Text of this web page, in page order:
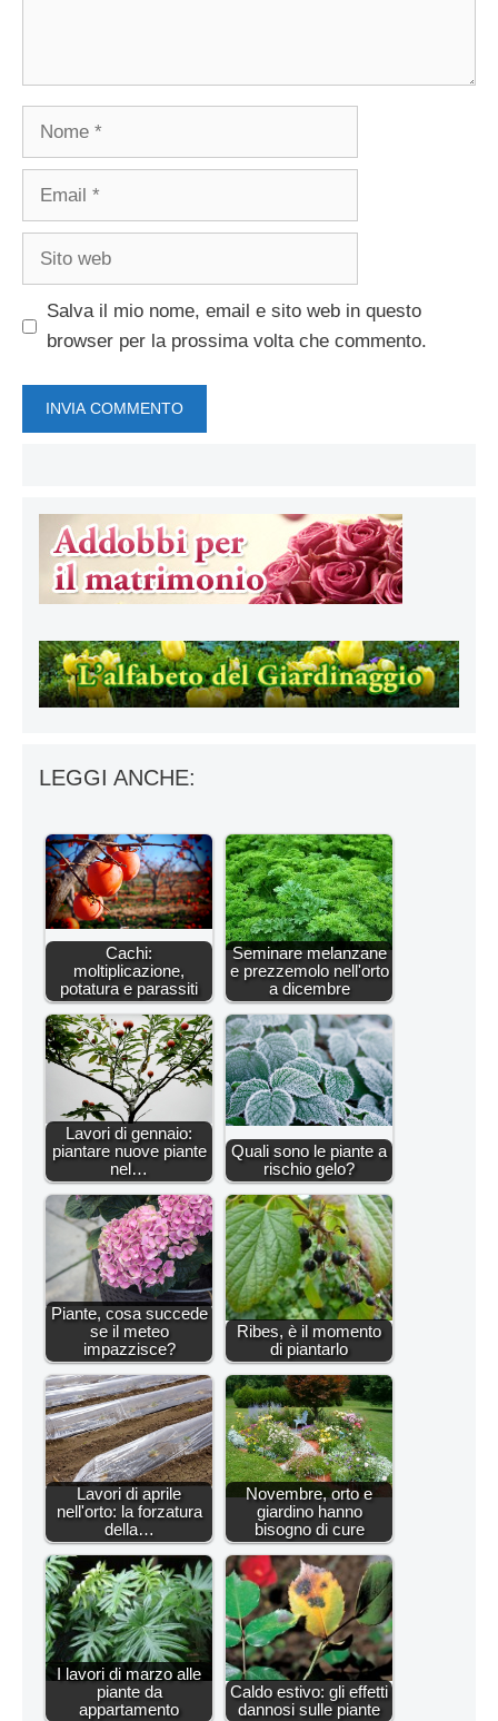
Nome
Email
Sito
Salva il mio nome, email e sito web in questo
browser per la prossima volta che commento.
LEGGI ANCHE:
Cachi:
moltiplicazione,
potatura e parassiti
Seminare melanzane
e prezzemolo nell'orto
a dicembre
Lavori di gennaio:
piantare nuove piante
nel…
Quali sono le piante a
rischio gelo?
Piante, cosa succede
se il meteo
impazzisce?
Ribes, è il momento
di piantarlo
Lavori di aprile
nell'orto: la forzatura
della…
Novembre, orto e
giardino hanno
bisogno di cure
I lavori di marzo alle
piante da
appartamento
Caldo estivo: gli effetti
dannosi sulle piante